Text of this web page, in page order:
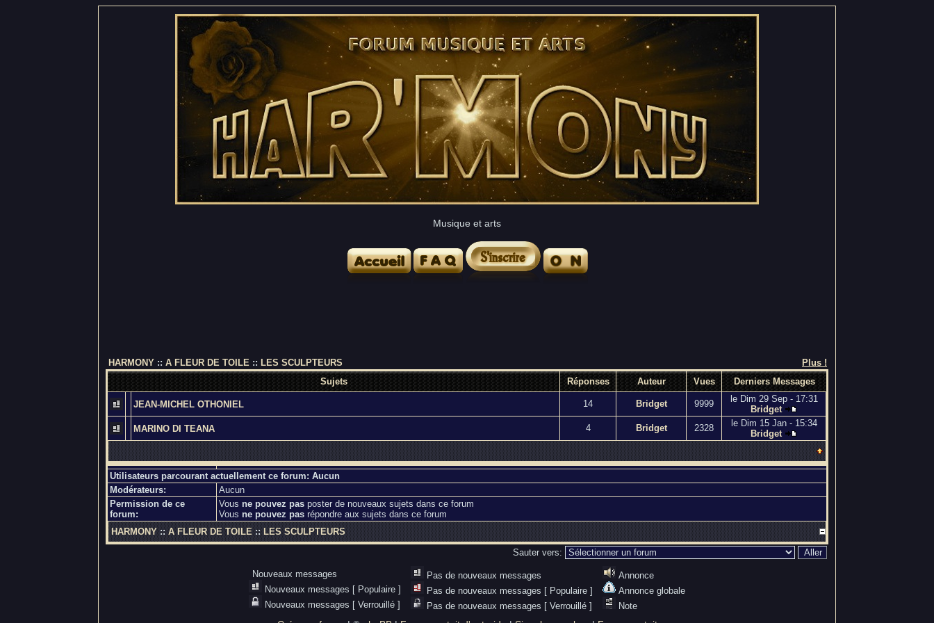
Musique et arts
HARMONY :: A FLEUR DE TOILE :: LES SCULPTEURS
Plus !
Sujets
Réponses Auteur Vues Derniers Messages
JEAN-MICHEL OTHONIEL 14 Bridget 9999
le Dim 29 Sep - 17:31
Bridget
MARINO DI TEANA
4 Bridget 2328
le Dim 15 Jan - 15:34
Bridget
Utilisateurs parcourant actuellement ce forum: Aucun
Modérateurs:
Aucun
Permission de ce
forum:
Vous ne pouvez pas poster de nouveaux sujets dans ce forum
Vous ne pouvez pas répondre aux sujets dans ce forum
HARMONY::A FLEUR DE TOILE::LES SCULPTEURS
Sauter vers:
Nouveaux messages
Nouveaux messages [ Populaire ]
Nouveaux messages [ Verrouillé ]
Pas de nouveaux messages
Pas de nouveaux messages [ Populaire ]
Pas de nouveaux messages [ Verrouillé ]
Annonce
Annonce globale
Note